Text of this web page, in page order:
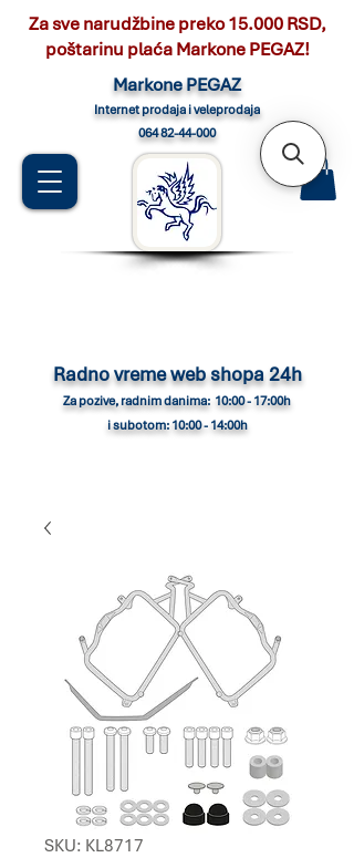
Markone PEGAZ
Internet prodaja i veleprodaja
064 82-44-000
Radno vreme web shopa 24h
Za pozive, radnim danima: 10:00 - 17:00h
i subotom: 10:00 - 14:00h
Za sve narudžbine preko 15.000 RSD,
poštarinu plaća Markone PEGAZ!
SKU: KL8717